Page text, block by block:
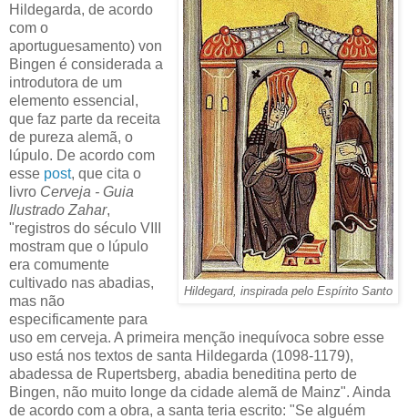
Hildegard, inspirada pelo Espírito Santo
Hildegarda, de acordo
com o
aportuguesamento) von
Bingen é considerada a
introdutora de um
elemento essencial,
que faz parte da receita
de pureza alemã, o
lúpulo. De acordo com
esse post, que cita o
livro Cerveja - Guia
Ilustrado Zahar,
"registros do século VIII
mostram que o lúpulo
era comumente
cultivado nas abadias,
mas não
especificamente para
uso em cerveja. A primeira menção inequívoca sobre esse
uso está nos textos de santa Hildegarda (1098-1179),
abadessa de Rupertsberg, abadia beneditina perto de
Bingen, não muito longe da cidade alemã de Mainz". Ainda
de acordo com a obra, a santa teria escrito: "Se alguém